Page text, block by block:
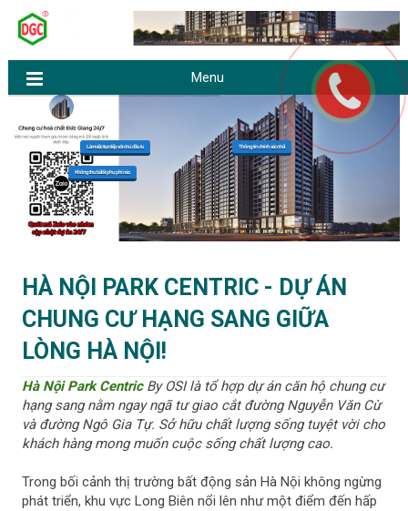
Menu
Làm việc trực tiếp với chủ đầu tư Thông tin chính xác nhất
Không thu bất kì phụ phí nào HỖ TRỢ 24/24
HÀ NỘI PARK CENTRIC - DỰ ÁN
CHUNG CƯ HẠNG SANG GIỮA
LÒNG HÀ NỘI!
Hà Nội Park CentricBy OSI là tổ hợp dự án căn hộ chung cư
hạng sang nằm ngay ngã tư giao cắt đường Nguyễn Văn Cừ
và đường Ngô Gia Tự. Sở hữu chất lượng sống tuyệt vời cho
khách hàng mong muốn cuộc sống chất lượng cao.
Trong bối cảnh thị trường bất động sản Hà Nội không ngừng
phát triển, khu vực Long Biên nổi lên như một điểm đến hấp
d